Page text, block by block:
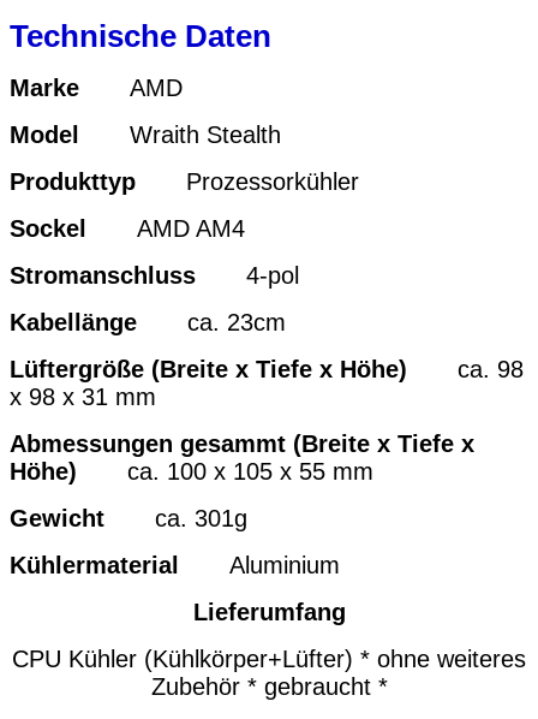
Technische Daten
Marke AMD
Model
Wraith Stealth
Produkttyp Prozessorkühler
Sockel
AMD AM4
Stromanschluss 4-pol
Kabellänge ca. 23cm
Lüftergröße (Breite x Tiefe x Höhe) ca. 98
x 98 x 31 mm
Abmessungen gesammt (Breite x Tiefe x
Höhe) ca. 100 x 105 x 55 mm
Gewicht ca. 301g
Kühlermaterial
Aluminium
Lieferumfang
CPU Kühler (Kühlkörper+Lüfter) * ohne weiteres
Zubehör * gebraucht *